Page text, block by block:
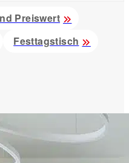
Preiswert
Festtagstisch